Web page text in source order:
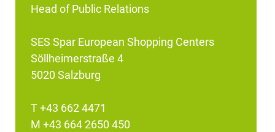
Head of Public Relations
SES Spar European Shopping Centers
Söllheimerstraße 4
5020 Salzburg
T +43 662 4471
M +43 664 2650 450